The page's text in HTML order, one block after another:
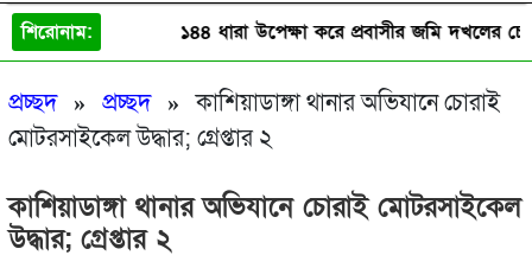
শিরোনাম: ১৪৪ ধারা উপেক্ষা করে প্রবাসীর জমি দখলের চেষ্টা
প্রচ্ছদ» প্রচ্ছদ»কাশিয়াডাঙ্গা থানার অভিযানে চোরাই
মোটরসাইকেল উদ্ধার; গ্রেপ্তার ২
কাশিয়াডাঙ্গা থানার অভিযানে চোরাই মোটরসাইকেল
উদ্ধার; গ্রেপ্তার ২